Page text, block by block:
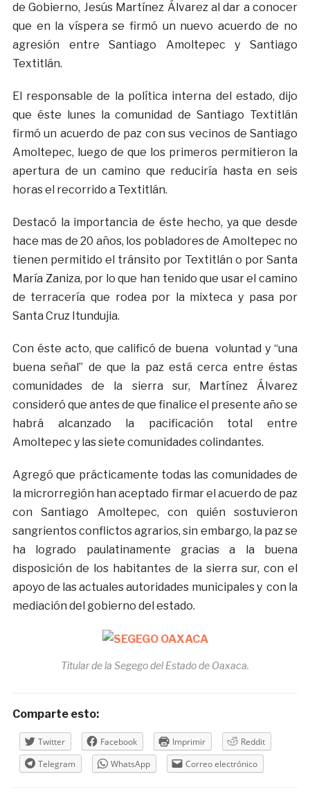
de Gobierno, Jesús Martínez Álvarez al dar a conocer
que en la víspera se firmó un nuevo acuerdo de no
agresión entre Santiago Amoltepec y Santiago
Textitlán.
El responsable de la política interna del estado, dijo
que éste lunes la comunidad de Santiago Textitlán
firmó un acuerdo de paz con sus vecinos de Santiago
Amoltepec, luego de que los primeros permitieron la
apertura de un camino que reduciría hasta en seis
horas el recorrido a Textitlán.
Destacó la importancia de éste hecho, ya que desde
hace mas de 20 años, los pobladores de Amoltepec no
tienen permitido el tránsito por Textitlán o por Santa
María Zaniza, por lo que han tenido que usar el camino
de terracería que rodea por la mixteca y pasa por
Santa Cruz Itundujia.
Con éste acto, que calificó de buena voluntad y “una
buena señal” de que la paz está cerca entre éstas
comunidades de la sierra sur, Martínez Álvarez
consideró que antes de que finalice el presente año se
habrá alcanzado la pacificación total entre
Amoltepec y las siete comunidades colindantes.
Agregó que prácticamente todas las comunidades de
la microrregión han aceptado firmar el acuerdo de paz
con Santiago Amoltepec, con quién sostuvieron
sangrientos conflictos agrarios, sin embargo, la paz se
ha logrado paulatinamente gracias a la buena
disposición de los habitantes de la sierra sur, con el
apoyo de las actuales autoridades municipales y con la
mediación del gobierno del estado.
Titular de la Segego del Estado de Oaxaca.
Comparte esto:
Twitter Facebook Imprimir
Reddit
Telegram
WhatsApp Correo electrónico